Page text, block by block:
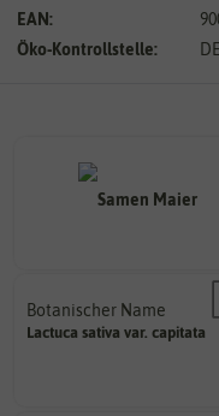
EAN:
Öko-Kontrollstelle:
Botanischer Name
Lactuca sativa var. capitata
Namen zur eindeutigen
Bestimmung der Pflanze.